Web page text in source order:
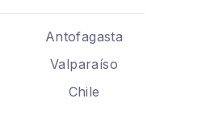
Antofagasta
Valparaíso
Chile